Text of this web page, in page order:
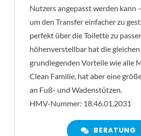
Nutzers angepasst werden kann
um den Transfer einfacher zu
perfekt über die Toilette zu
höhenverstellbar hat die gleichen
grundlegenden Vorteile wie alle
Clean Familie, hat aber eine
an Fuß- und Wadenstützen.
HMV-Nummer: 18.46.01.2031
BERATUNG